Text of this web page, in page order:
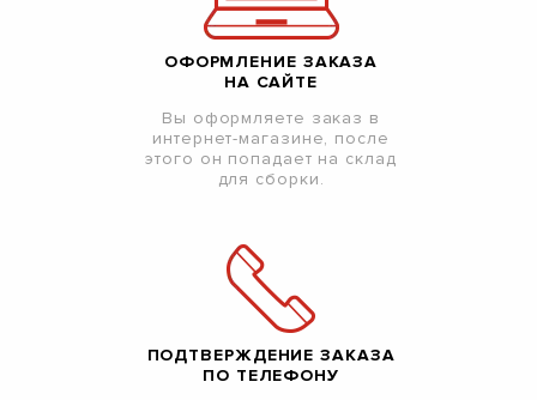
ОФОРМЛЕНИЕ ЗАКАЗА
НА САЙТЕ
Вы оформляете заказ в
интернет-магазине, после
этого он попадает на склад
для сборки.
ПОДТВЕРЖДЕНИЕ ЗАКАЗА
ПО ТЕЛЕФОНУ